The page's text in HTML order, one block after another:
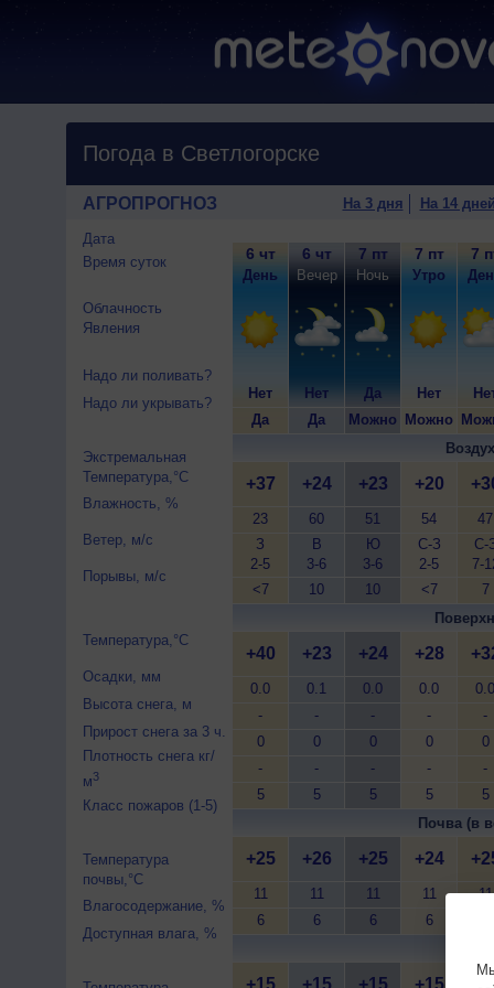
Погода в Светлогорске
АГРОПРОГНОЗ На 3 дня На 14 дней
Дата
Время суток
Облачность
Явления
Надо ли поливать?
Надо ли укрывать?
Экстремальная
Температура,°C
Влажность, %
Ветер, м/с
Порывы, м/с
Температура,°C
Осадки, мм
Высота снега, м
Прирост снега за 3 ч.
Плотность снега кг/
м3
Класс пожаров (1-5)
Температура
почвы,°C
Влагосодержание, %
Доступная влага, %
6 чт
День
Нет
Да
6 чт
Вечер
Нет
Да
7 пт
Ночь
Да
Можно
7 пт
Утро
Нет
Можно
7
+37
23
З
2-5
<7
+24
60
В
3-6
10
+23
51
Ю
3-6
10
+20
54
С-З
2-5
<7
47
С-
7-
7
+40
0.0
-
0
-
5
+23
0.1
-
0
-
5
+24
0.0
-
0
-
5
+28
0.0
-
0
-
5
0.0
-
0
-
5
Почва (в
+25
11
6
+26
11
6
+25
11
6
+24
11
6
11
+15 +15 +15 +15